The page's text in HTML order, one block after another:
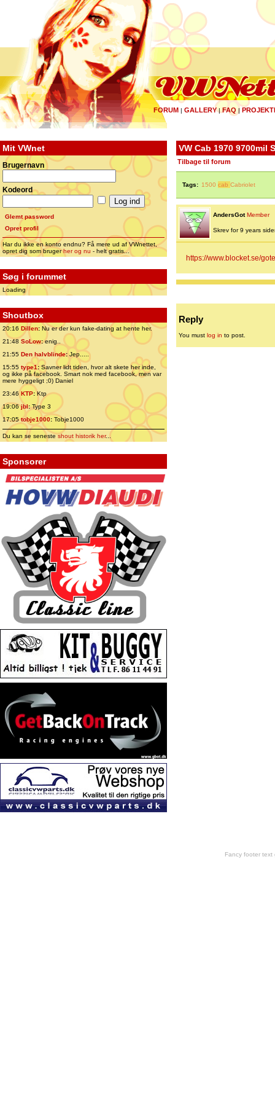
FORUM | GALLERY|FAQ |
Mit VWnet
Brugernavn
Kodeord
Glemt password
Opret profil
Har du ikke en konto endnu? Få mere ud af VWnettet,
opret dig som brugerher og nu - helt gratis...
Søg i forummet
Loading
Shoutbox
20:16 Dillen: Nu er der kun fake-dating at hente her.
21:48 SoLow:enig..
21:55 Den halvblinde:Jep.....
15:55 type1:Savner lidt tiden, hvor alt skete her inde,
og ikke på facebook. Smart nok med facebook, men var
mere hyggeligt ;0) Daniel
23:46 KTP:Ktp
19:06jbl:Type 3
17:05tobje1000: Tobje1000
Du kan se senesteshout historik her...
Sponsorer
VW Cab 1970 9700mil
Tilbage til forum
Tags: 1500 cab Cabriolet
AndersGot Member
Skrev for 9 years
https://www.blocket.se/
Reply
You must log in to post.
Fancy footer